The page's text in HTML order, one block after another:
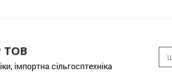
ТОВ
імпортна сільгосптехніка